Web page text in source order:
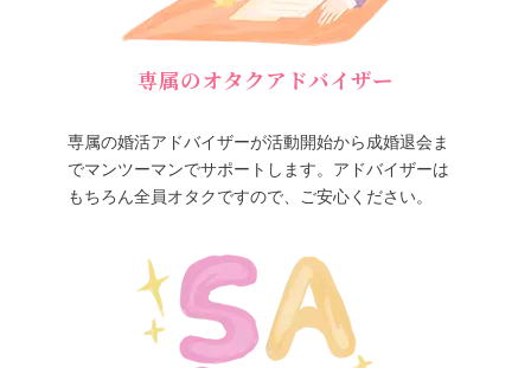
専属のオタクアドバイザー
専属の婚活アドバイザーが活動開始から成婚退会ま
でマンツーマンでサポートします。アドバイザーは
もちろん全員オタクですので、ご安心ください。